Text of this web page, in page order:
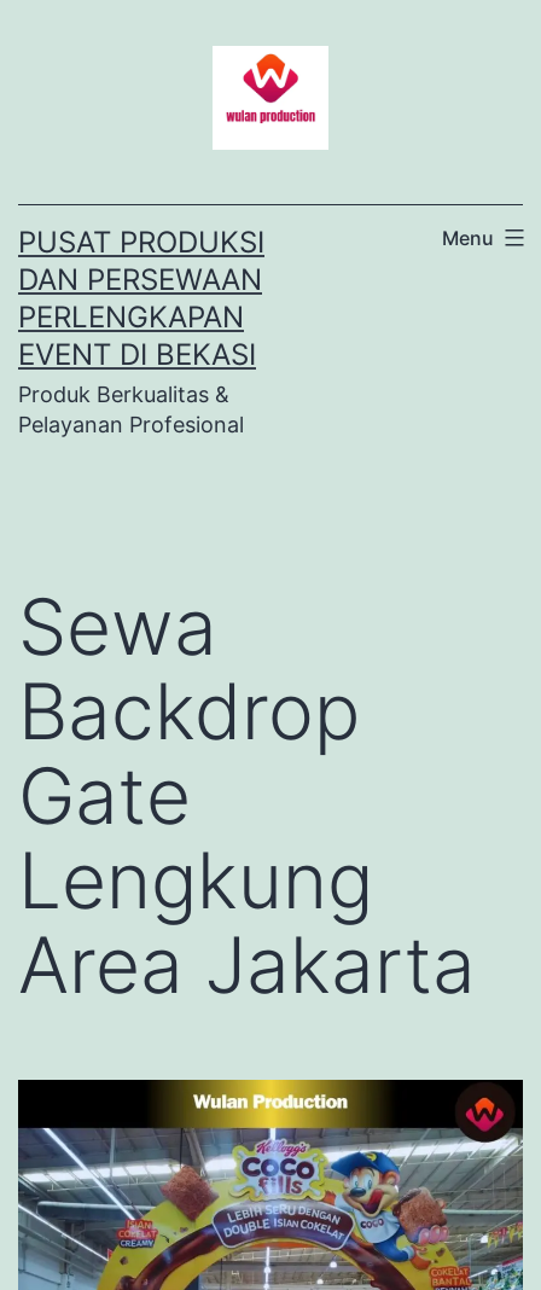
PUSAT PRODUKSI
DAN PERSEWAAN
PERLENGKAPAN
EVENT DI BEKASI
Produk Berkualitas &
Pelayanan Profesional
Menu
Sewa
Backdrop
Gate
Lengkung
Area Jakarta